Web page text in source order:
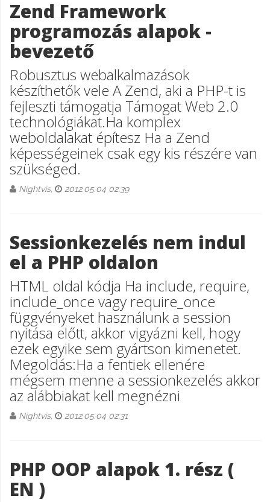
Zend Framework
programozás alapok -
bevezető
Robusztus webalkalmazások
készíthetők vele A Zend, aki a PHP-t is
fejleszti támogatja Támogat Web 2.0
technológiákat.Ha komplex
weboldalakat építesz Ha a Zend
képességeinek csak egy kis részére van
szükséged.
Nightvis, 2012.05.04 02:39
Sessionkezelés nem indul
el a PHP oldalon
HTML oldal kódja Ha include, require,
include_once vagy require_once
függvényeket használunk a session
nyitása előtt, akkor vigyázni kell, hogy
ezek egyike sem gyártson kimenetet.
Megoldás:Ha a fentiek ellenére
mégsem menne a sessionkezelés akkor
az alábbiakat kell megnézni
Nightvis, 2012.05.04 02:31
PHP OOP alapok 1. rész (
EN )